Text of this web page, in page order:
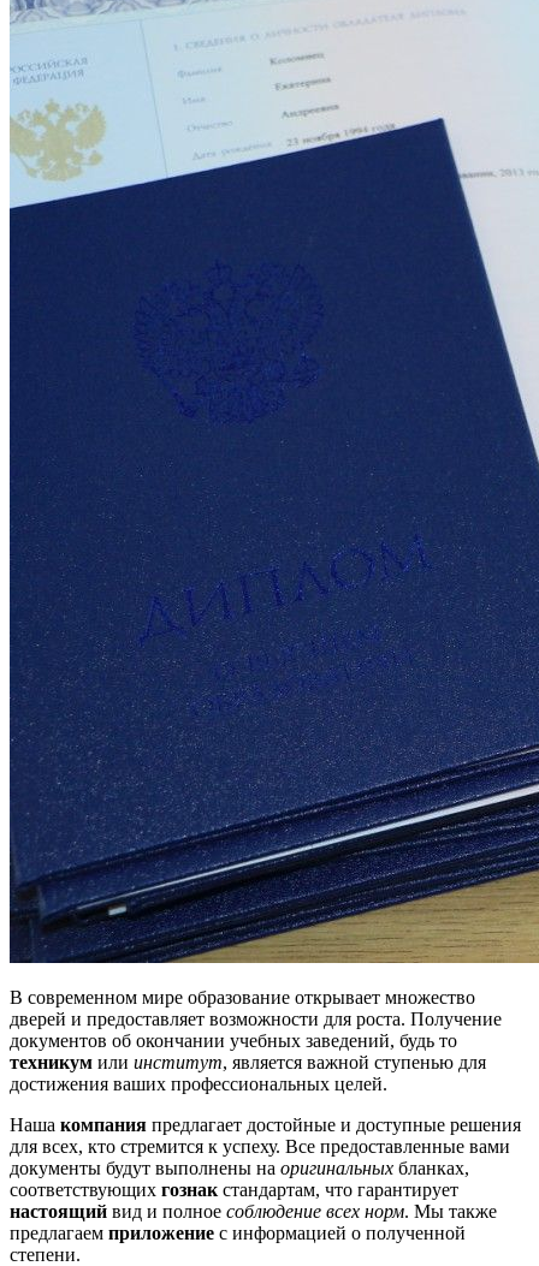
В современном мире образование открывает множество
дверей и предоставляет возможности для роста. Получение
документов об окончании учебных заведений, будь то
техникум или институт, является важной ступенью для
достижения ваших профессиональных целей.
Наша компания предлагает достойные и доступные решения
для всех, кто стремится к успеху. Все предоставленные вами
документы будут выполнены на оригинальных бланках,
соответствующих гознак стандартам, что гарантирует
настоящий вид и полное соблюдение всех норм. Мы также
предлагаем приложение с информацией о полученной
степени.